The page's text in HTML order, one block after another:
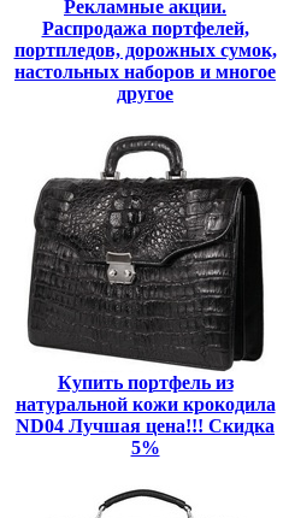
Рекламные акции.
Распродажа портфелей,
портпледов, дорожных сумок,
настольных наборов и многое
другое
Купить портфель из
натуральной кожи крокодила
ND04 Лучшая цена!!! Скидка
5%